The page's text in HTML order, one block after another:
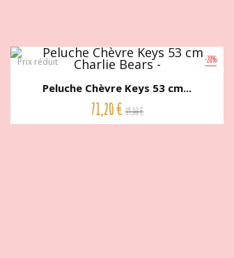
-20%
Prix réduit
Peluche Chèvre Keys 53 cm...
71,20 € 89,00 €